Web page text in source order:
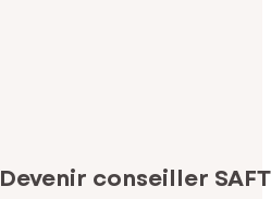
Devenir conseiller